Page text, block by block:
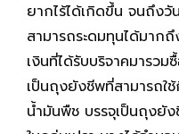
ยากไร้ได้เกิดขึ้น จนถึง
สามารถระดมทุนได้มาก
เงินที่ได้รับบริจาคมารวม
เป็นถุงยังชีพที่สามารถใ
น้ำมันพืช บรรจุเป็นถุงยั